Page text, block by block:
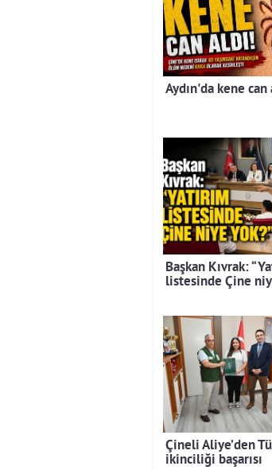
Aydın'da kene can
Başkan Kıvrak:
listesinde Çine
Çineli Aliye’den
ikinciliği başarısı